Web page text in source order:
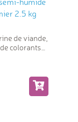
2.5 kg
de viande,
colorants